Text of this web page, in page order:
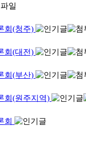
회(청주)
회(대전)
회(부산)
회(원주지역)
회